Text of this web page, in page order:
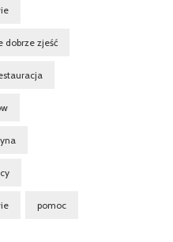
dobrze zjeść
pomoc